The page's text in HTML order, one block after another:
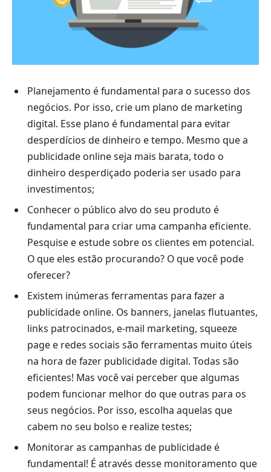
Planejamento é fundamental para o sucesso dos
negócios. Por isso, crie um plano de marketing
digital. Esse plano é fundamental para evitar
desperdícios de dinheiro e tempo. Mesmo que a
publicidade online seja mais barata, todo o
dinheiro desperdiçado poderia ser usado para
investimentos;
Conhecer o público alvo do seu produto é
fundamental para criar uma campanha eficiente.
Pesquise e estude sobre os clientes em potencial.
O que eles estão procurando? O que você pode
oferecer?
Existem inúmeras ferramentas para fazer a
publicidade online. Os banners, janelas flutuantes,
links patrocinados, e-mail marketing, squeeze
page e redes sociais são ferramentas muito úteis
na hora de fazer publicidade digital. Todas são
eficientes! Mas você vai perceber que algumas
podem funcionar melhor do que outras para os
seus negócios. Por isso, escolha aquelas que
cabem no seu bolso e realize testes;
Monitorar as campanhas de publicidade é
fundamental! É através desse monitoramento que